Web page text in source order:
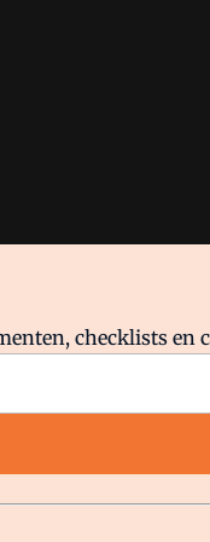
manifestwaar VMN
checklists en